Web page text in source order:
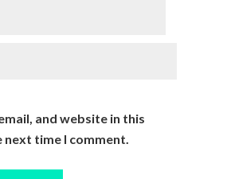
and website in this
time I comment.